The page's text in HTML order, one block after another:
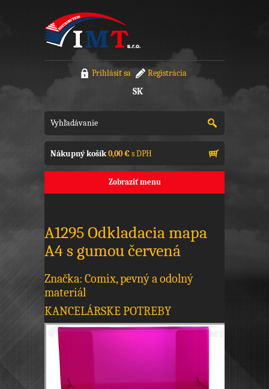
Prihlásiť sa Registrácia
SK
Nákupný košík0,00 €s DPH
Zobraziť menu
A1295 Odkladacia mapa
A4 s gumou červená
Značka: Comix, pevný a odolný
materiál
KANCELÁRSKE POTREBY